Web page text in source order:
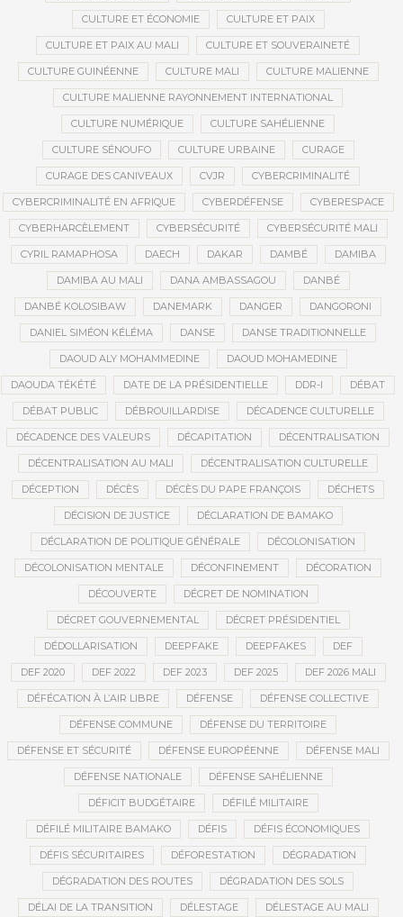
CULTURE ET ÉCONOMIE CULTURE ET PAIX
CULTURE ET PAIX AU MALI CULTURE ET SOUVERAINETÉ
CULTURE GUINÉENNE CULTURE MALI CULTURE MALIENNE
CULTURE MALIENNE RAYONNEMENT INTERNATIONAL
CULTURE NUMÉRIQUE CULTURE SAHÉLIENNE
CULTURE SÉNOUFO CULTURE URBAINE CURAGE
CURAGE DES CANIVEAUX CVJR CYBERCRIMINALITÉ
CYBERCRIMINALITÉ EN AFRIQUE CYBERDÉFENSE CYBERESPACE
CYBERHARCÈLEMENT CYBERSÉCURITÉ CYBERSÉCURITÉ MALI
CYRIL RAMAPHOSA DAECH DAKAR DAMBÉ DAMIBA
DAMIBA AU MALI DANA AMBASSAGOU DANBÉ
DANBÉ KOLOSIBAW DANEMARK DANGER DANGORONI
DANIEL SIMÉON KÉLÉMA DANSE DANSE TRADITIONNELLE
DAOUD ALY MOHAMMEDINE DAOUD MOHAMEDINE
DAOUDA TÉKÉTÉ DATE DE LA PRÉSIDENTIELLE DDR-I DÉBAT
DÉBAT PUBLIC DÉBROUILLARDISE DÉCADENCE CULTURELLE
DÉCADENCE DES VALEURS DÉCAPITATION DÉCENTRALISATION
DÉCENTRALISATION AU MALI DÉCENTRALISATION CULTURELLE
DÉCEPTION DÉCÈS DÉCÈS DU PAPE FRANÇOIS DÉCHETS
DÉCISION DE JUSTICE DÉCLARATION DE BAMAKO
DÉCLARATION DE POLITIQUE GÉNÉRALE DÉCOLONISATION
DÉCOLONISATION MENTALE DÉCONFINEMENT DÉCORATION
DÉCOUVERTE DÉCRET DE NOMINATION
DÉCRET GOUVERNEMENTAL DÉCRET PRÉSIDENTIEL
DÉDOLLARISATION DEEPFAKE DEEPFAKES DEF
DEF 2020 DEF 2022 DEF 2023 DEF 2025 DEF 2026 MALI
DÉFÉCATION À L’AIR LIBRE DÉFENSE DÉFENSE COLLECTIVE
DÉFENSE COMMUNE DÉFENSE DU TERRITOIRE
DÉFENSE ET SÉCURITÉ DÉFENSE EUROPÉENNE DÉFENSE MALI
DÉFENSE NATIONALE DÉFENSE SAHÉLIENNE
DÉFICIT BUDGÉTAIRE DÉFILÉ MILITAIRE
DÉFILÉ MILITAIRE BAMAKO DÉFIS DÉFIS ÉCONOMIQUES
DÉFIS SÉCURITAIRES DÉFORESTATION DÉGRADATION
DÉGRADATION DES ROUTES DÉGRADATION DES SOLS
DÉLAI DE LA TRANSITION DÉLESTAGE DÉLESTAGE AU MALI